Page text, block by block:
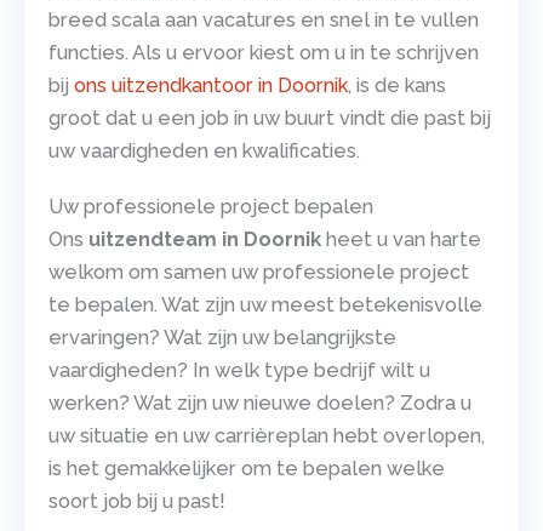
breed scala aan vacatures en snel in te vullen
functies. Als u ervoor kiest om u in te schrijven
bij ons uitzendkantoor in Doornik, is de kans
groot dat u een job in uw buurt vindt die past bij
uw vaardigheden en kwalificaties.
Uw professionele project bepalen
Ons uitzendteam in Doornik heet u van harte
welkom om samen uw professionele project
te bepalen. Wat zijn uw meest betekenisvolle
ervaringen? Wat zijn uw belangrijkste
vaardigheden? In welk type bedrijf wilt u
werken? Wat zijn uw nieuwe doelen? Zodra u
uw situatie en uw carrièreplan hebt overlopen,
is het gemakkelijker om te bepalen welke
soort job bij u past!